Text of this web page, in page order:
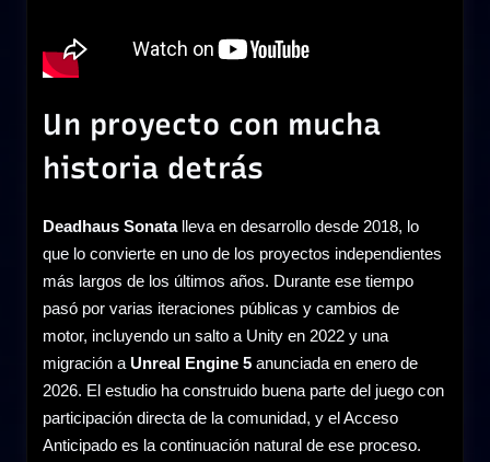
Un proyecto con mucha
historia detrás
Deadhaus Sonatalleva en desarrollo desde 2018, lo
que lo convierte en uno de los proyectos independientes
más largos de los últimos años. Durante ese tiempo
pasó por varias iteraciones públicas y cambios de
motor, incluyendo un salto a Unity en 2022 y una
migración a Unreal Engine 5 anunciada en enero de
2026. El estudio ha construido buena parte del juego con
participación directa de la comunidad, y el Acceso
Anticipado es la continuación natural de ese proceso.